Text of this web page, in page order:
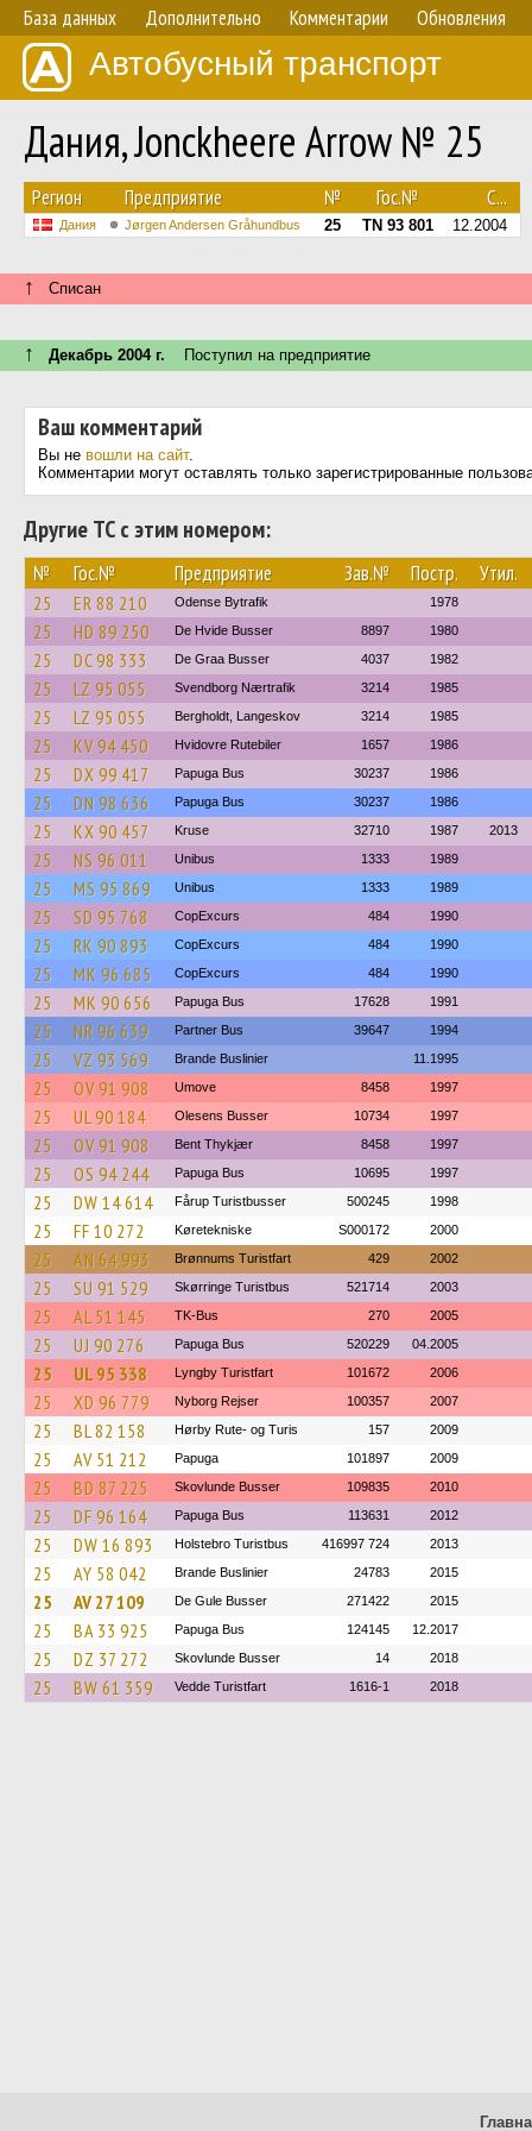
База данных Дополнительно Комментарии Обновления
Автобусный транспорт
Дания, Jonckheere Arrow № 25
Регион Предприятие № Гос.№ С...
Дания Jørgen Andersen Gråhundbus 25 TN 93 801 12.2004
↑ Списан
↑ Декабрь 2004 г. Поступил на предприятие
Ваш комментарий
Вы не вошли на сайт.
Комментарии могут оставлять только зарегистрированные
Другие ТС с этим номером:
№ Гос.№ Предприятие Зав.№ Постр. Утил.
25 ER 88 210 Odense Bytrafik 1978
25 HD 89 250 De Hvide Busser 8897 1980
25 DC 98 333 De Graa Busser 4037 1982
25 LZ 95 055 Svendborg Nærtrafik 3214 1985
25 LZ 95 055 Bergholdt, Langeskov 3214 1985
25 KV 94 450 Hvidovre Rutebiler 1657 1986
25 DX 99 417 Papuga Bus 30237 1986
25 DN 98 636 Papuga Bus 30237 1986
25 KX 90 457 Kruse 32710 1987 2013
25 NS 96 011 Unibus 1333 1989
25 MS 95 869 Unibus 1333 1989
25 SD 95 768 CopExcurs 484 1990
25 RK 90 893 CopExcurs 484 1990
25 MK 96 685 CopExcurs 484 1990
25 MK 90 656 Papuga Bus 17628 1991
25 NR 96 639 Partner Bus 39647 1994
25 VZ 93 569 Brande Buslinier 11.1995
25 OV 91 908 Umove 8458 1997
25 UL 90 184 Olesens Busser 10734 1997
25 OV 91 908 Bent Thykjær 8458 1997
25 OS 94 244 Papuga Bus 10695 1997
25 DW 14 614 Fårup Turistbusser 500245 1998
25 FF 10 272 Køretekniske S000172 2000
25 AN 64 993 Brønnums Turistfart 429 2002
25 SU 91 529 Skørringe Turistbus 521714 2003
25 AL 51 145 TK-Bus 270 2005
25 UJ 90 276 Papuga Bus 520229 04.2005
25 UL 95 338 Lyngby Turistfart 101672 2006
25 XD 96 779 Nyborg Rejser 100357 2007
25 BL 82 158 Hørby Rute- og Turis 157 2009
25 AV 51 212 Papuga 101897 2009
25 BD 87 225 Skovlunde Busser 109835 2010
25 DF 96 164 Papuga Bus 113631 2012
25 DW 16 893 Holstebro Turistbus 416997 724 2013
25 AY 58 042 Brande Buslinier 24783 2015
25 AV 27 109 De Gule Busser 271422 2015
25 BA 33 925 Papuga Bus 124145 12.2017
25 DZ 37 272 Skovlunde Busser 14 2018
25 BW 61 359 Vedde Turistfart 1616-1 2018